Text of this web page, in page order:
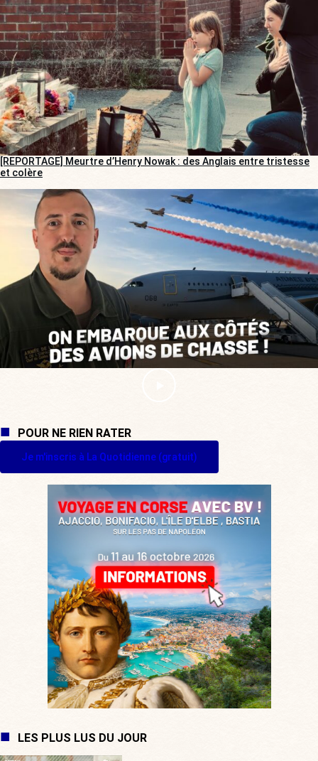
[REPORTAGE] Meurtre d’Henry Nowak : des Anglais entre tristesse
et colère
POUR NE RIEN RATER
Je m'inscris à La Quotidienne (gratuit)
LES PLUS LUS DU JOUR